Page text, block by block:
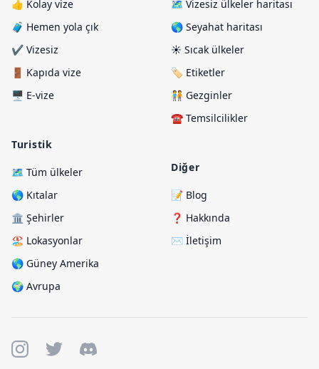
👍 Kolay vize
🧳 Hemen yola çık
✔️ Vizesiz
🚪 Kapıda vize
🖥️ E-vize
Turistik
🗺️ Tüm ülkeler
🌎 Kıtalar
🏛️ Şehirler
🏖️ Lokasyonlar
🌎 Güney Amerika
🌍 Avrupa
🗺️ Vizesiz ülkeler haritası
🌎 Seyahat haritası
☀️ Sıcak ülkeler
🏷️ Etiketler
🧑‍🤝‍🧑 Gezginler
☎️ Temsilcilikler
Diğer
📝 Blog
❓ Hakkında
✉️ İletişim